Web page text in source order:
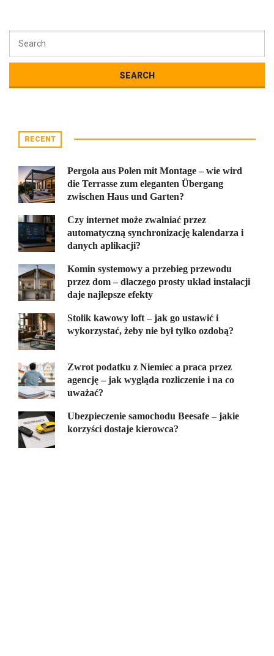
RECENT
Pergola aus Polen mit Montage – wie wird
die Terrasse zum eleganten Übergang
zwischen Haus und Garten?
Czy internet może zwalniać przez
automatyczną synchronizację kalendarza i
danych aplikacji?
Komin systemowy a przebieg przewodu
przez dom – dlaczego prosty układ instalacji
daje najlepsze efekty
Stolik kawowy loft – jak go ustawić i
wykorzystać, żeby nie był tylko ozdobą?
Zwrot podatku z Niemiec a praca przez
agencję – jak wygląda rozliczenie i na co
uważać?
Ubezpieczenie samochodu Beesafe – jakie
korzyści dostaje kierowca?